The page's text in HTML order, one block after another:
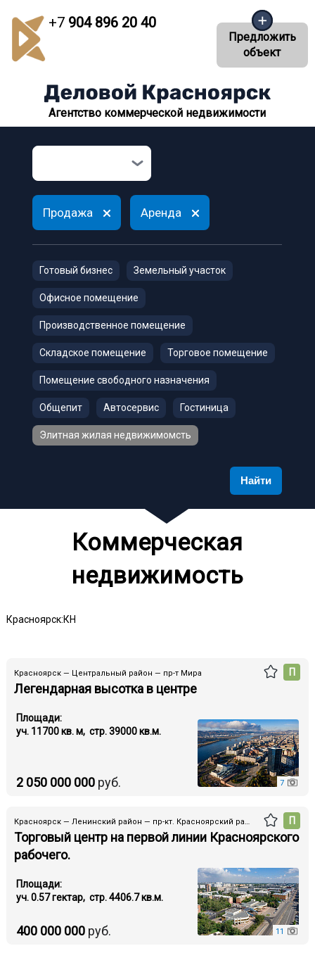
+7904 896 20 40
Агентство коммерческой недвижимости
Предложить
объект
Продажа Аренда
Готовый бизнес Земельный участок
Офисное помещение
Производственное помещение
Складское помещение Торговое помещение
Помещение свободного назначения
Общепит Автосервис Гостиница
Элитная жилая недвижимомсть
Найти
Коммерческая
недвижимость
Красноярск:КН
Красноярск — Центральный район — пр-т Мира
Легендарная высотка в центре
П
7
2 050 000 000руб.
Площади:
уч. 11700 кв. м, стр. 39000 кв.м.
Красноярск — Ленинский район — пр-кт. Красноярский рабочий
Торговый центр на первой линии Красноярского
рабочего.
П
11
400 000 000руб.
Площади:
уч. 0.57 гектар, стр. 4406.7 кв.м.